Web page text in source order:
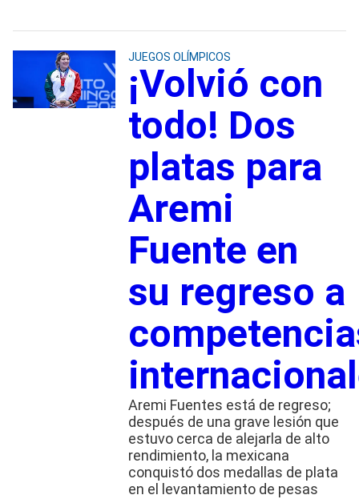
JUEGOS OLÍMPICOS
¡Volvió con
todo! Dos
platas para
Aremi
Fuente en
su regreso a
Aremi Fuentes está de regreso;
después de una grave lesión que
estuvo cerca de alejarla de alto
rendimiento, la mexicana
conquistó dos medallas de plata
en el levantamiento de pesas